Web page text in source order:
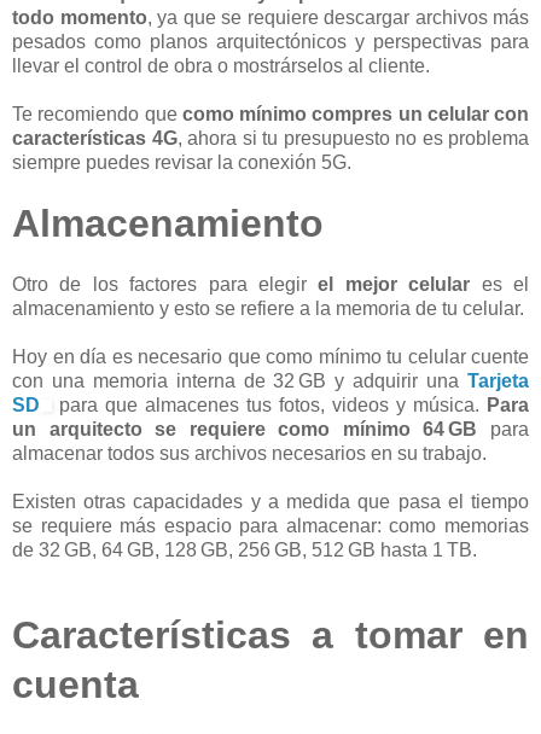
todo momento, ya que se requiere descargar archivos más
pesados como planos arquitectónicos y perspectivas para
llevar el control de obra o mostrárselos al cliente.
Te recomiendo que como mínimo compres un celular con
características 4G, ahora si tu presupuesto no es problema
siempre puedes revisar la conexión 5G.
Almacenamiento
Otro de los factores para elegirel mejor celular es el
almacenamiento y esto se refiere a la memoria de tu celular.
Hoy en día es necesario que como mínimo tu celular cuente
con una memoria interna de 32 GB y adquirir una Tarjeta
SD
para que almacenes tus fotos, videos y música. Para
un arquitecto se requiere como mínimo 64 GB para
almacenar todos sus archivos necesarios en su trabajo.
Existen otras capacidades y a medida que pasa el tiempo
se requiere más espacio para almacenar: como memorias
de 32 GB, 64 GB, 128 GB, 256 GB, 512 GB hasta 1 TB.
Características a tomar en
cuenta